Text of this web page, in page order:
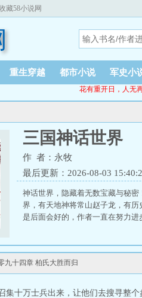
藏58小说网
重生穿越 都市小说 军史小
花有重开日，人无
三国神话世界
作 者：永牧
最后更新：2026-08-03
神话世界，隐藏着无数宝藏与秘
界，有天地神将常山赵子龙，有历
是后面会好的，作者一直在努力
九十四章 柏氏大胜而归
集十万士兵出来，让他们去搜寻整